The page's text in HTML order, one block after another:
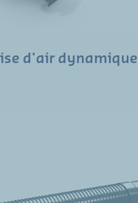
d'air dynamique